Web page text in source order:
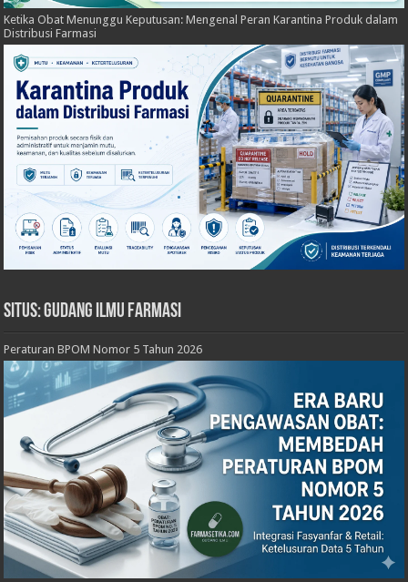
Ketika Obat Menunggu Keputusan: Mengenal Peran Karantina Produk dalam
Distribusi Farmasi
Situs: Gudang Ilmu Farmasi
Peraturan BPOM Nomor 5 Tahun 2026